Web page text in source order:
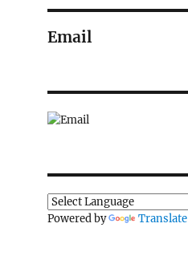
Email
Powered by Translate